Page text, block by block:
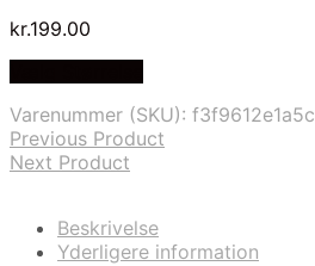
kr.199.00
Varenummer (SKU): f3f9612e1a5c
Previous Product
Next Product
Beskrivelse
Yderligere information